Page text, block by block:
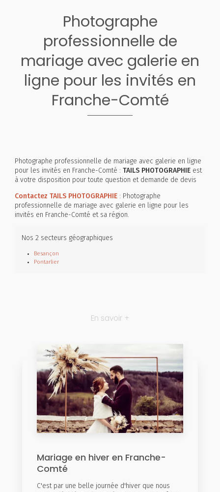
Photographe
professionnelle de
mariage avec galerie en
ligne pour les invités en
Franche-Comté
Photographe professionnelle de mariage avec galerie en ligne
pour les invités en Franche-Comté : TAILS PHOTOGRAPHIE est
à votre disposition pour toute question et demande de devis
Contactez TAILS PHOTOGRAPHIE : Photographe
professionnelle de mariage avec galerie en ligne pour les
invités en Franche-Comté et sa région.
Nos 2 secteurs géographiques
Besançon
Pontarlier
En savoir +
Mariage en hiver en Franche-
Comté
C'est par une belle journée d'hiver que nous